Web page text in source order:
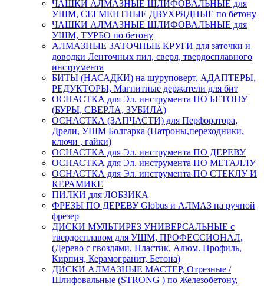
ЧАШКИ АЛМАЗНЫЕ ШЛИФОВАЛЬНЫЕ для
УШМ, СЕГМЕНТНЫЕ ДВУХРЯДНЫЕ по бетону
ЧАШКИ АЛМАЗНЫЕ ШЛИФОВАЛЬНЫЕ для
УШМ, ТУРБО по бетону
АЛМАЗНЫЕ ЗАТОЧНЫЕ КРУГИ для заточки и
доводки Ленточных пил, сверл, твердосплавного
инструмента
БИТЫ (НАСАДКИ) на шуруповерт, АДАПТЕРЫ,
РЕДУКТОРЫ, Магнитные держатели для бит
ОСНАСТКА для Эл. инструмента ПО БЕТОНУ
(БУРЫ, СВЕРЛА, ЗУБИЛА)
ОСНАСТКА (ЗАПЧАСТИ) для Перфоратора,
Дрели, УШМ Болгарка (Патроны,переходники,
ключи , гайки)
ОСНАСТКА для Эл. инструмента ПО ДЕРЕВУ
ОСНАСТКА для Эл. инструмента ПО МЕТАЛЛУ
ОСНАСТКА для Эл. инструмента ПО СТЕКЛУ И
КЕРАМИКЕ
ПИЛКИ для ЛОБЗИКА
ФРЕЗЫ ПО ДЕРЕВУ Globus и АЛМАЗ на ручной
фрезер
ДИСКИ МУЛЬТИРЕЗ УНИВЕРСАЛЬНЫЕ с
твердосплавом для УШМ, ПРОФЕССИОНАЛ,
(Дерево с гвоздями, Пластик, Алюм. Профиль,
Кирпич, Керамогранит, Бетона)
ДИСКИ АЛМАЗНЫЕ МАСТЕР, Отрезные /
Шлифовальные (STRONG ) по Железобетону,